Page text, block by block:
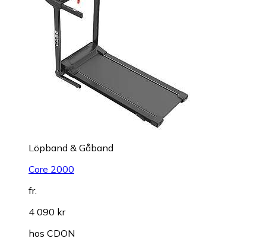
Löpband & Gåband
Core 2000
fr.
4 090 kr
hos CDON